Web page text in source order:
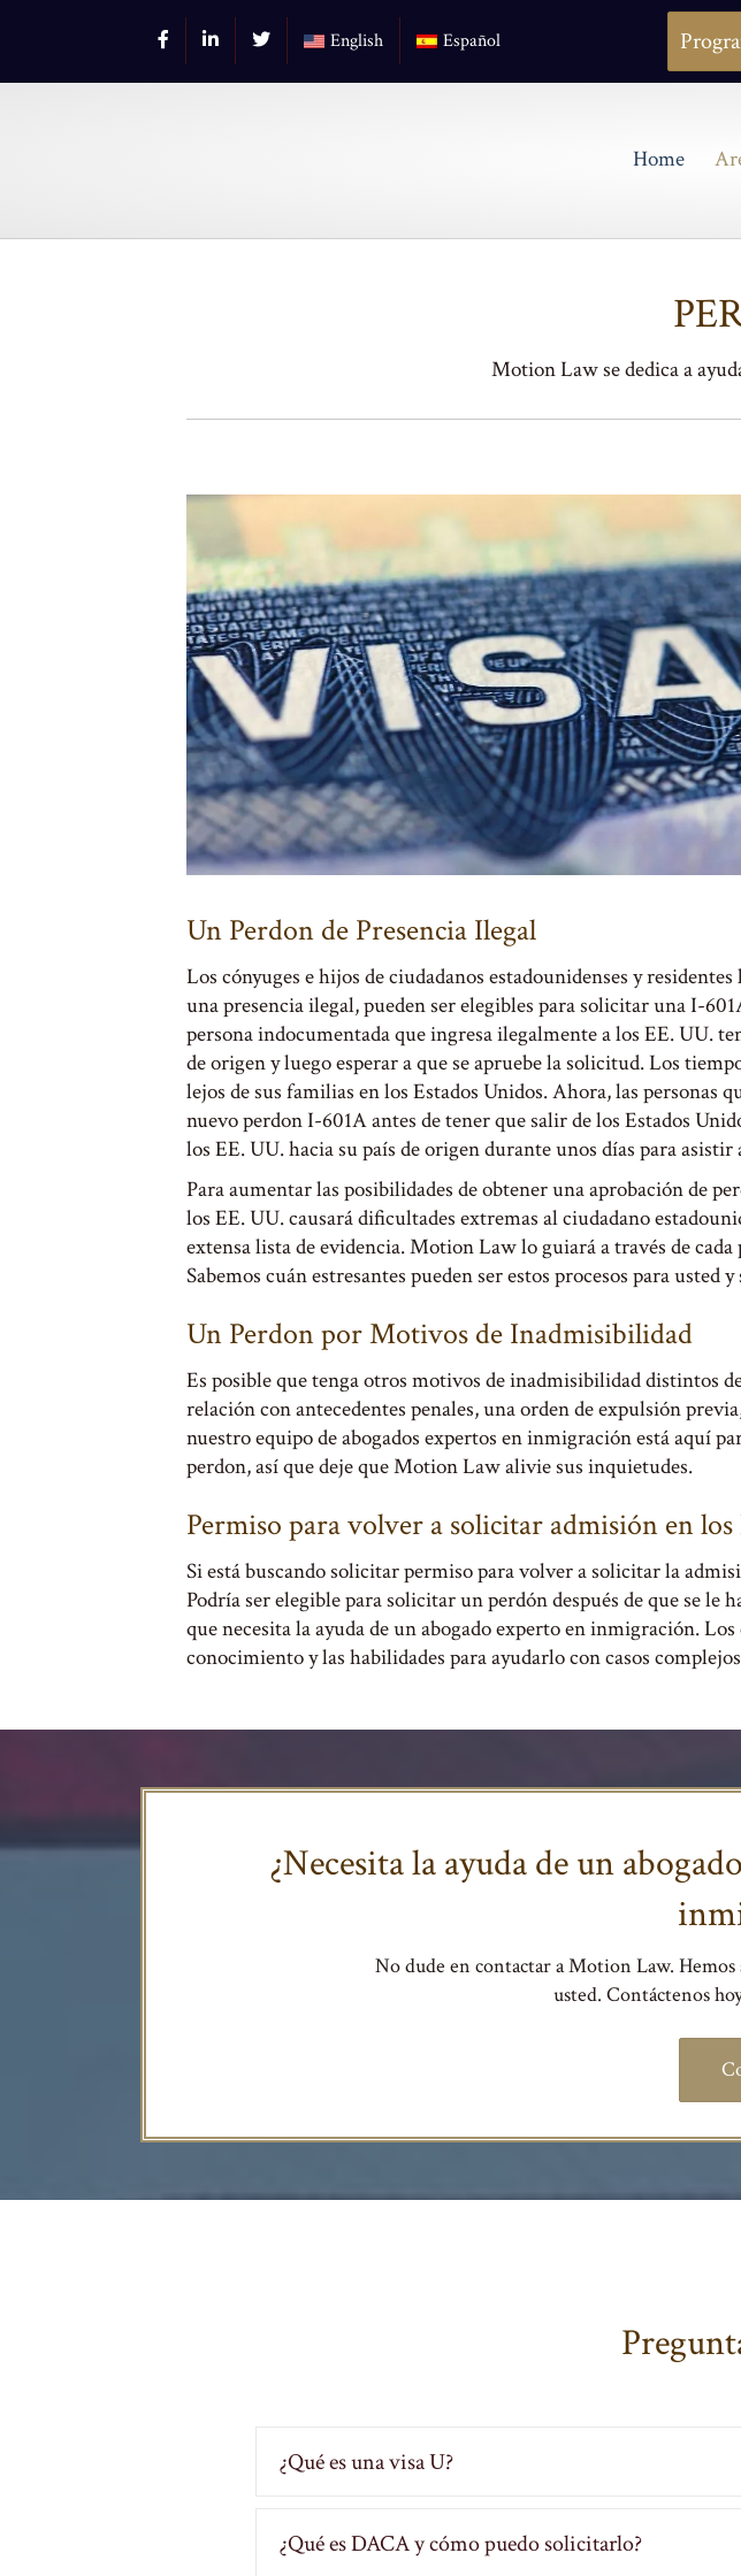
English Español
Home
Motion Law se dedica a
Un Perdon de Presencia Ilegal
Los cónyuges e hijos de ciudadanos estadounidenses y
una presencia ilegal, pueden ser elegibles para solicitar una I-
persona indocumentada que ingresa ilegalmente a los EE. UU.
de origen y luego esperar a que se apruebe la solicitud. Los
lejos de sus familias en los Estados Unidos. Ahora, las personas
nuevo perdon I-601A antes de tener que salir de los Estados
los EE. UU. hacia su país de origen durante unos días para
Para aumentar las posibilidades de obtener una aprobación de
los EE. UU. causará dificultades extremas al ciudadano
extensa lista de evidencia. Motion Law lo guiará a través de
Sabemos cuán estresantes pueden ser estos procesos para
Un Perdon por Motivos de Inadmisibilidad
Es posible que tenga otros motivos de inadmisibilidad distintos
relación con antecedentes penales, una orden de expulsión
nuestro equipo de abogados expertos en inmigración está aquí
perdon, así que deje que Motion Law alivie sus inquietudes.
Permiso para volver a solicitar admisión en los
Si está buscando solicitar permiso para volver a solicitar la
Podría ser elegible para solicitar un perdón después de que se
que necesita la ayuda de un abogado experto en inmigración.
conocimiento y las habilidades para ayudarlo con casos
¿Necesita la ayuda de un
No dude en contactar a Motion Law. Hemos
usted. Contáctenos
¿Qué es una visa U?
¿Qué es DACA y cómo puedo solicitarlo?